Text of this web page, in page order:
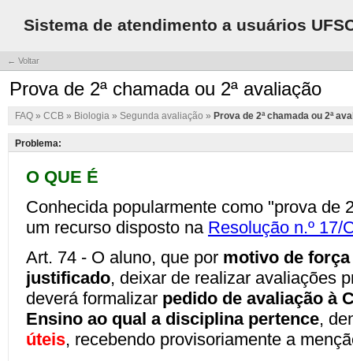
Sistema de atendimento a usuários
← Voltar
Prova de 2ª chamada ou 2ª avaliação
FAQ » CCB » Biologia » Segunda avaliação » Prova de 2ª chamada ou 2ª
Problema: